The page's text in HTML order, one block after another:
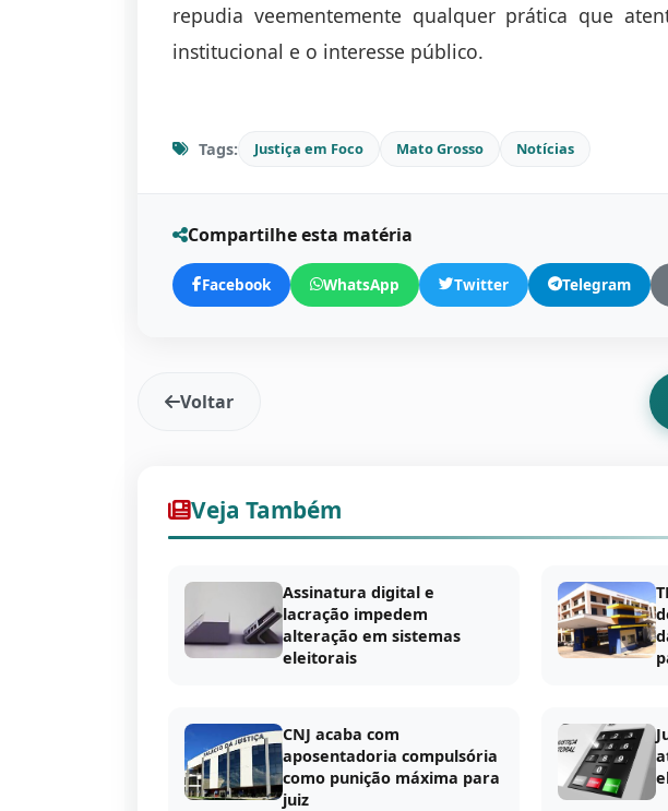
repudia veementemente qualquer prática que
institucional e o interesse público.
Tags: Justiça em Foco Mato Grosso Notícias
Compartilhe esta matéria
Facebook WhatsApp Twitter Telegram
Voltar
Veja Também
Assinatura digital e
lacração impedem
alteração em sistemas
eleitorais
CNJ acaba com
aposentadoria compulsória
como punição máxima para
juiz